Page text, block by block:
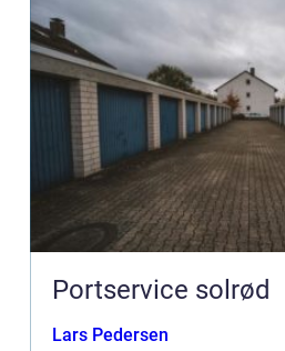
Portservice solrød
Lars Pedersen